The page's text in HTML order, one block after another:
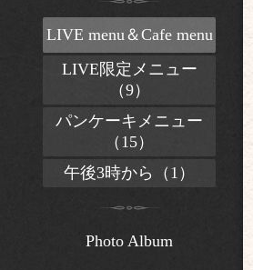
LIVE menu＆Cafe menu
LIVE限定メニュー
（9）
パンケーキメニュー
（15）
午後3時から（1）
Photo Album